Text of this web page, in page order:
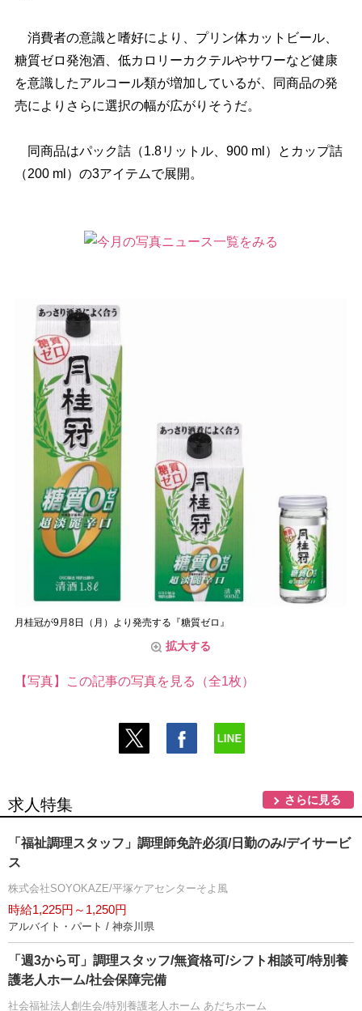
消費者の意識と嗜好により、プリン体カットビール、
糖質ゼロ発泡酒、低カロリーカクテルやサワーなど健康
を意識したアルコール類が増加しているが、同商品の発
売によりさらに選択の幅が広がりそうだ。
同商品はパック詰（1.8リットル、900 ml）とカップ詰
（200 ml）の3アイテムで展開。
月桂冠が9月8日（月）より発売する『糖質ゼロ』
拡大する
【写真】この記事の写真を見る（全1枚）
求人特集 さらに見る
「福祉調理スタッフ」調理師免許必須/日勤のみ/デイサービ
ス
株式会社SOYOKAZE/平塚ケアセンターそよ風
時給1,225円～1,250円
アルバイト・パート / 神奈川県
「週3から可」調理スタッフ/無資格可/シフト相談可/特別養
護老人ホーム/社会保障完備
社会福祉法人創生会/特別養護老人ホーム あだちホーム